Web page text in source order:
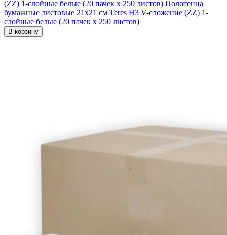
(ZZ) 1-слойные белые (20 пачек х 250 листов) Полотенца
бумажные листовые 21х21 см Teres H3 V-сложение (ZZ) 1-
слойные белые (20 пачек х 250 листов)
В корзину